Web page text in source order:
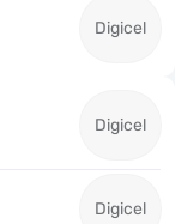
Digicel
Digicel
Digicel